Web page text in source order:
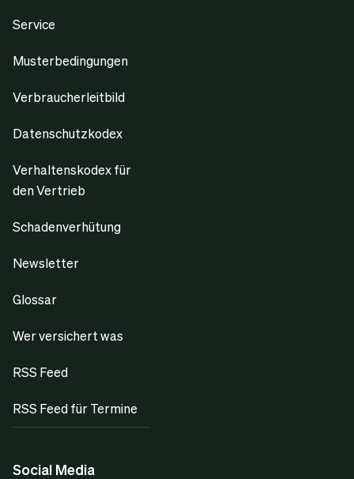
Service
Musterbedingungen
Verbraucherleitbild
Datenschutzkodex
Verhaltenskodex für
den Vertrieb
Schadenverhütung
Newsletter
Glossar
Wer versichert was
RSS Feed
RSS Feed für Termine
Social Media